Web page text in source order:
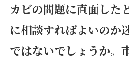
カビの問題に直面した
に相談すればよいのか
ではないでしょうか。